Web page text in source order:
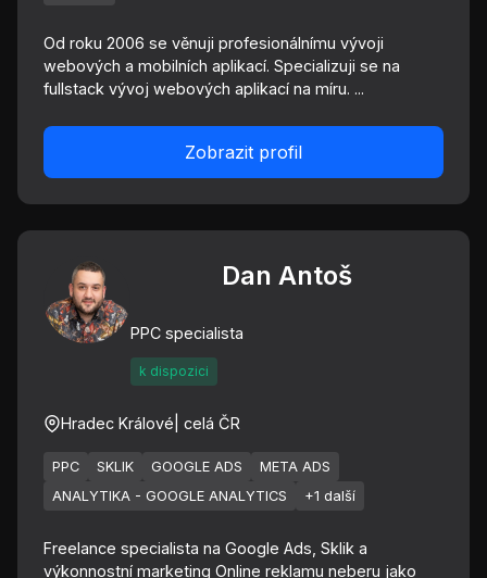
Od roku 2006 se věnuji profesionálnímu vývoji
webových a mobilních aplikací. Specializuji se na
fullstack vývoj webových aplikací na míru. ...
Zobrazit profil
Dan Antoš
PPC specialista
k dispozici
Hradec Králové | celá ČR
PPC SKLIK GOOGLE ADS
META ADS
ANALYTIKA - GOOGLE ANALYTICS
+1 další
Freelance specialista na Google Ads, Sklik a
výkonnostní marketing Online reklamu neberu jako